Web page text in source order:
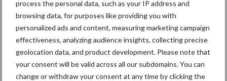
process the personal data, such as your IP address and
browsing data, for purposes like providing you with
personalized ads and content, measuring marketing campaign
effectiveness, analyzing audience insights, collecting precise
geolocation data, and product development. Please note that
your consent will be valid across all our subdomains. You can
change or withdraw your consent at any time by clicking the
Luchtwassers
Ventilatie
pluimveehouderij